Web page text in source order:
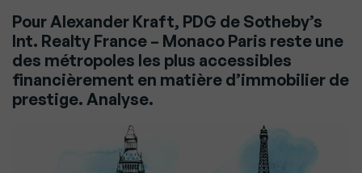
Pour Alexander Kraft, PDG de Sotheby’s
Int. Realty France – Monaco Paris reste une
des métropoles les plus accessibles
financièrement en matière d’immobilier de
prestige. Analyse.